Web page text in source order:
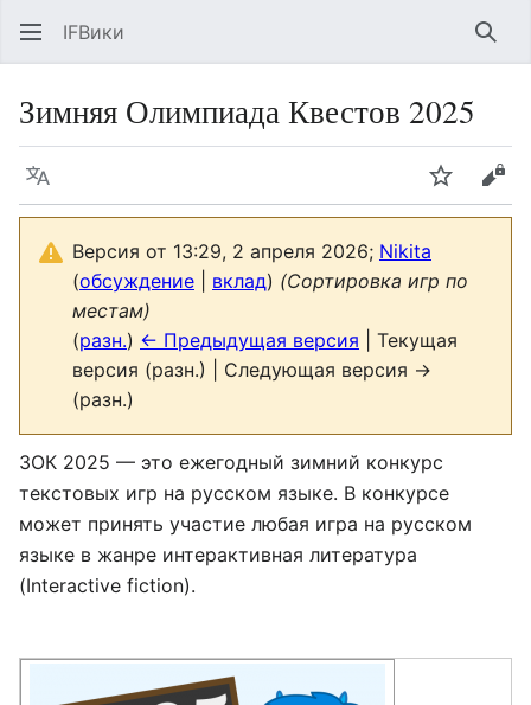
IFВики
Зимняя Олимпиада Квестов 2025
Язык Следить
Версия от 13:29, 2 апреля 2026; Nikita
(обсуждение вклад) (Сортировка игр по
местам)
(разн.) ← Предыдущая версия | Текущая
версия (разн.) | Следующая версия →
(разн.)
ЗОК 2025 — это ежегодный зимний конкурс
текстовых игр на русском языке. В конкурсе
может принять участие любая игра на русском
языке в жанре интерактивная литература
(Interactive fiction).